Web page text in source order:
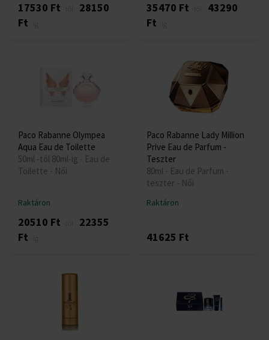
17530 Ft
28150
Ft
35470 Ft
43290
Ft
Paco Rabanne Olympea
Aqua Eau de Toilette
50ml -tól 80ml-ig - Eau de
Toilette - Női
Raktáron
20510 Ft
22355
Ft
Paco Rabanne Lady Million
Prive Eau de Parfum -
Teszter
80ml - Eau de Parfum -
teszter - Női
Raktáron
41625 Ft